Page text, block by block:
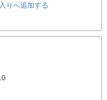
りへ追加する